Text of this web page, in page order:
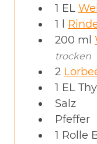
1 EL
1
200 ml
trocken
2
1 EL
Salz
Pfeffer
1 Rolle